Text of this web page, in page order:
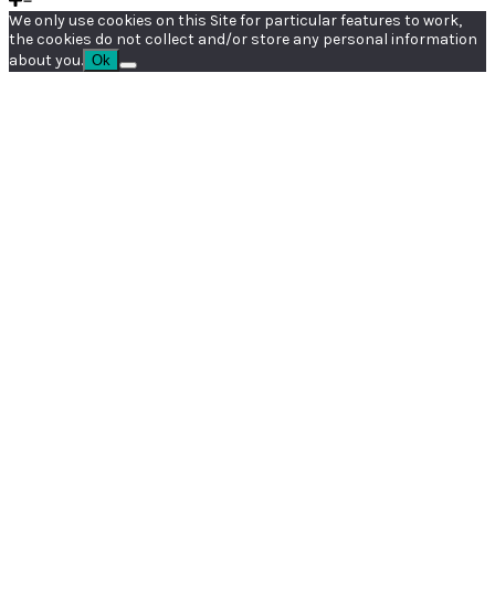
We only use cookies on this Site for particular features to work,
the cookies do not collect and/or store any personal information
about you. Ok